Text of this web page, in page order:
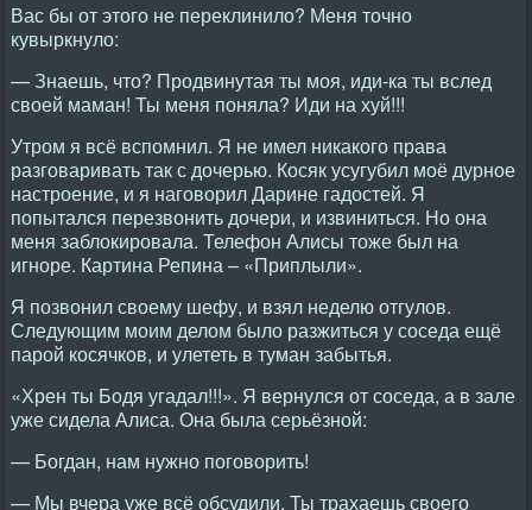
Вас бы от этого не переклинило? Меня точно
кувыркнуло:
— Знаешь, что? Продвинутая ты моя, иди-ка ты вслед
своей маман! Ты меня поняла? Иди на хуй!!!
Утром я всё вспомнил. Я не имел никакого права
разговаривать так с дочерью. Косяк усугубил моё дурное
настроение, и я наговорил Дарине гадостей. Я
попытался перезвонить дочери, и извиниться. Но она
меня заблокировала. Телефон Алисы тоже был на
игноре. Картина Репина – «Приплыли».
Я позвонил своему шефу, и взял неделю отгулов.
Следующим моим делом было разжиться у соседа ещё
парой косячков, и улететь в туман забытья.
«Хрен ты Бодя угадал!!!». Я вернулся от соседа, а в зале
уже сидела Алиса. Она была серьёзной:
— Богдан, нам нужно поговорить!
— Мы вчера уже всё обсудили. Ты трахаешь своего